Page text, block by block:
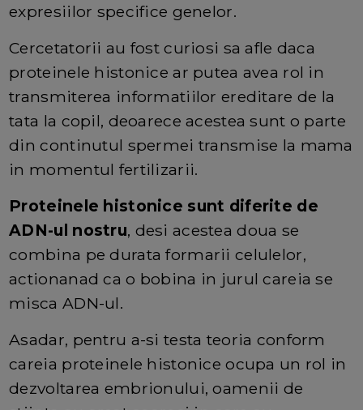
expresiilor specifice genelor.
Cercetatorii au fost curiosi sa afle daca
proteinele histonice ar putea avea rol in
transmiterea informatiilor ereditare de la
tata la copil, deoarece acestea sunt o parte
din continutul spermei transmise la mama
in momentul fertilizarii.
Proteinele histonice sunt diferite de
ADN-ul nostru, desi acestea doua se
combina pe durata formarii celulelor,
actionanad ca o bobina in jurul careia se
misca ADN-ul.
Asadar, pentru a-si testa teoria conform
careia proteinele histonice ocupa un rol in
dezvoltarea embrionului, oamenii de